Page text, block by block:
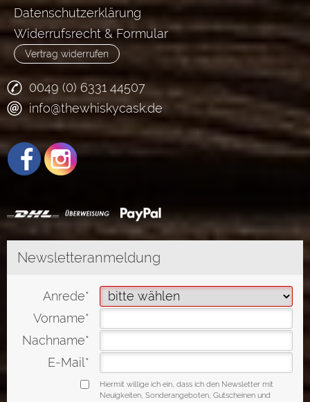
Datenschutzerklärung
Widerrufsrecht & Formular
Vertrag widerrufen
0049 (0) 6331 44507
info@thewhiskycask.de